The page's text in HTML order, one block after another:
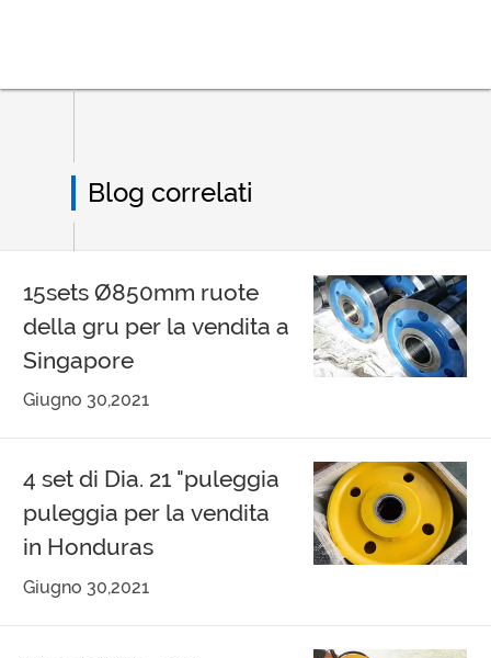
Blog correlati
15sets Ø850mm ruote
della gru per la vendita a
Singapore
Giugno 30,2021
4 set di Dia. 21 "puleggia
puleggia per la vendita
in Honduras
Giugno 30,2021